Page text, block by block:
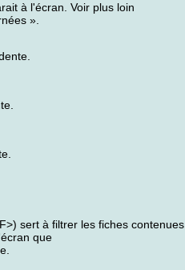
à l'écran. Voir plus loin
».
sert à filtrer les fiches contenues
que